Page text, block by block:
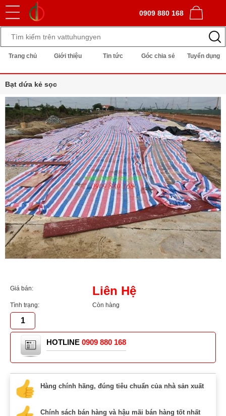
0909 880 168
Trang chủ Giới thiệu Tin tức Góc chia sẻ Tuyển dụng
Bạt dứa kẻ sọc
Giá bán: Liên Hệ
Tình trạng: Còn hàng
HOTLINE 0909 880 168
Hàng chính hãng, đúng tiêu chuẩn của nhà sản xuất
Chính sách bán hàng và hậu mãi bán hàng tốt nhất